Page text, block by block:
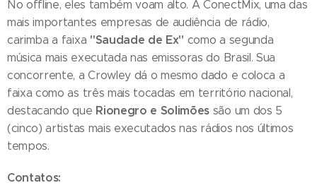
No offline, eles também voam alto. A ConectMix, uma das
mais importantes empresas de audiência de rádio,
carimba a faixa "Saudade de Ex" como a segunda
música mais executada nas emissoras do Brasil. Sua
concorrente, a Crowley dá o mesmo dado e coloca a
faixa como as três mais tocadas em território nacional,
destacando que Rionegro e Solimões são um dos 5
(cinco) artistas mais executados nas rádios nos últimos
tempos.
Contatos: